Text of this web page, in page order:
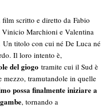
scritto e diretto da Fabio
Marchioni e Valentina
Un titolo con cui né De Luca né
Il loro intento è,
del giogo tramite cui il Sud è
tramutandole in quelle
possa finalmente iniziare a
, tornando a